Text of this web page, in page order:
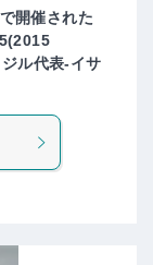
開催された
ル代表-イサ